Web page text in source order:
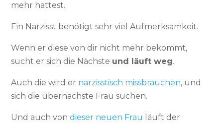
mehr hattest.
Ein Narzisst benötigt sehr viel Aufmerksamkeit.
Wenn er diese von dir nicht mehr bekommt,
sucht er sich die Nächste und läuft weg.
Auch die wird er narzisstisch missbrauchen, und
sich die übernächste Frau suchen.
Und auch vondieser neuen Frau
läuft der